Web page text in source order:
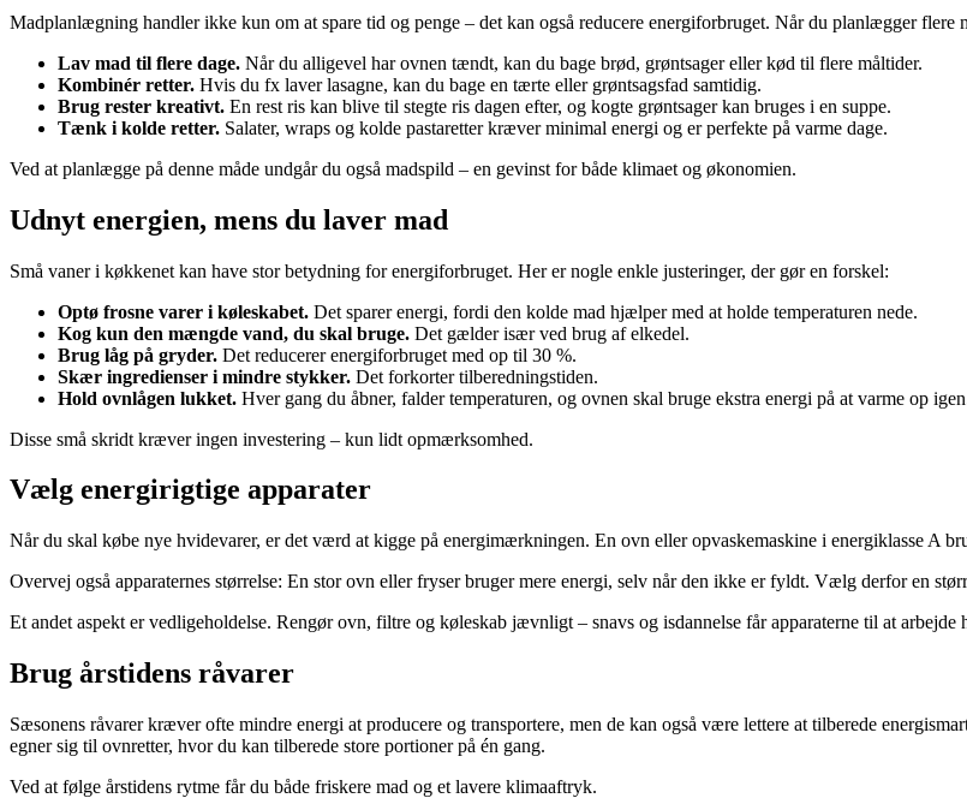
Madplanlægning handler ikke kun om at spare tid og penge – det kan også reducere energiforbruget. Når du planlægger flere
Lav mad til flere dage. Når du alligevel har ovnen tændt, kan du bage brød, grøntsager eller kød til flere måltider.
Kombinér retter. Hvis du fx laver lasagne, kan du bage en tærte eller grøntsagsfad samtidig.
Brug rester kreativt. En rest ris kan blive til stegte ris dagen efter, og kogte grøntsager kan bruges i en suppe.
Tænk i kolde retter. Salater, wraps og kolde pastaretter kræver minimal energi og er perfekte på varme dage.
Ved at planlægge på denne måde undgår du også madspild – en gevinst for både klimaet og økonomien.
Udnyt energien, mens du laver mad
Små vaner i køkkenet kan have stor betydning for energiforbruget. Her er nogle enkle justeringer, der gør en forskel:
Optø frosne varer i køleskabet. Det sparer energi, fordi den kolde mad hjælper med at holde temperaturen nede.
Kog kun den mængde vand, du skal bruge. Det gælder især ved brug af elkedel.
Brug låg på gryder. Det reducerer energiforbruget med op til 30 %.
Skær ingredienser i mindre stykker. Det forkorter tilberedningstiden.
Hold ovnlågen lukket. Hver gang du åbner, falder temperaturen, og ovnen skal bruge ekstra energi på at varme op
Disse små skridt kræver ingen investering – kun lidt opmærksomhed.
Vælg energirigtige apparater
Når du skal købe nye hvidevarer, er det værd at kigge på energimærkningen. En ovn eller opvaskemaskine i energiklasse A
Overvej også apparaternes størrelse: En stor ovn eller fryser bruger mere energi, selv når den ikke er fyldt. Vælg derfor en
Et andet aspekt er vedligeholdelse. Rengør ovn, filtre og køleskab jævnligt – snavs og isdannelse får apparaterne til at arbejde
Brug årstidens råvarer
Sæsonens råvarer kræver ofte mindre energi at producere og transportere, men de kan også være lettere at tilberede
egner sig til ovnretter, hvor du kan tilberede store portioner på én gang.
Ved at følge årstidens rytme får du både friskere mad og et lavere klimaaftryk.